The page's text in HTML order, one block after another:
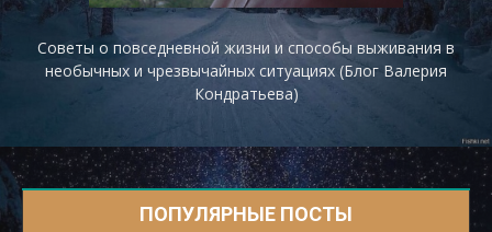
Советы о повседневной жизни и способы выживания в
необычных и чрезвычайных ситуациях (Блог Валерия
Кондратьева)
ПОПУЛЯРНЫЕ ПОСТЫ